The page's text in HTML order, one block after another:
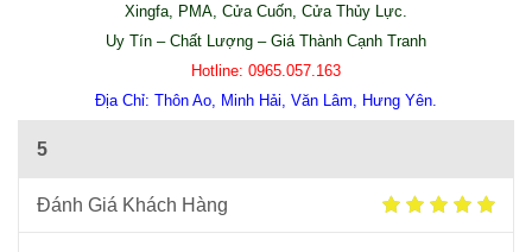
Xingfa, PMA, Cửa Cuốn, Cửa Thủy Lực.
Uy Tín – Chất Lượng – Giá Thành Cạnh Tranh
Hotline: 0965.057.163
Địa Chỉ: Thôn Ao, Minh Hải, Văn Lâm, Hưng Yên.
5
Đánh Giá Khách Hàng